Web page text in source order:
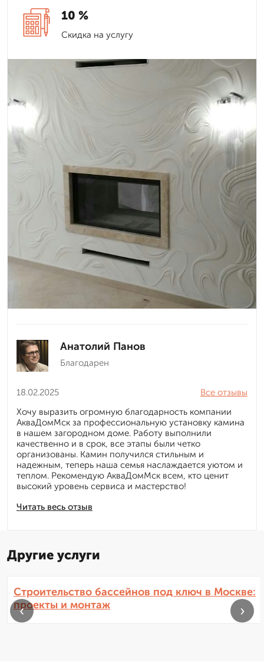
10 %
Скидка на услугу
Анатолий Панов
Благодарен
18.02.2025
Читать весь отзыв
Все отзывы
Хочу выразить огромную благодарность компании
АкваДомМск за профессиональную установку камина
в нашем загородном доме. Работу выполнили
качественно и в срок, все этапы были четко
организованы. Камин получился стильным и
надежным, теперь наша семья наслаждается уютом и
теплом. Рекомендую АкваДомМск всем, кто ценит
высокий уровень сервиса и мастерство!
Другие услуги
Строительство бассейнов под ключ в Москве:
проекты и монтаж
‹ ›